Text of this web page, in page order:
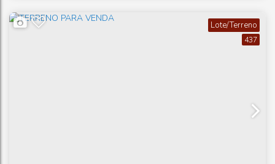
437
Lote/Terreno